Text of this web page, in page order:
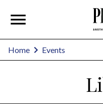
Home Events